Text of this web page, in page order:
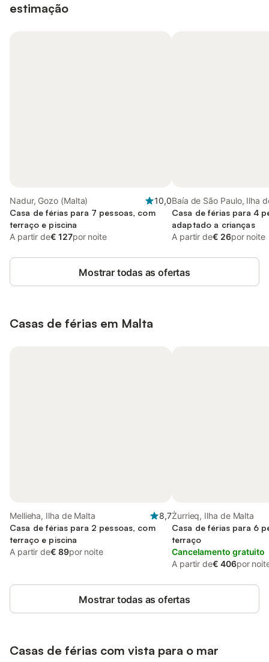
estimação
Nadur, Gozo (Malta)
10,0
Casa de férias para 7 pessoas, com
terraço e piscina
A partir de€ 127por noite
Baía de São Paulo, Ilha
Casa de férias para 4
adaptado a crianças
A partir de€ 26por noite
Mostrar todas as ofertas
Casas de férias em Malta
Mellieha, Ilha de Malta
8,7
Casa de férias para 2 pessoas, com
terraço e piscina
A partir de€ 89por noite
Żurrieq, Ilha de Malta
Casa de férias para 6
terraço
Cancelamento gratuito
A partir de€ 406por
Mostrar todas as ofertas
Casas de férias com vista para o mar